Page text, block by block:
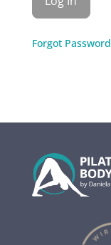
Forgot Password